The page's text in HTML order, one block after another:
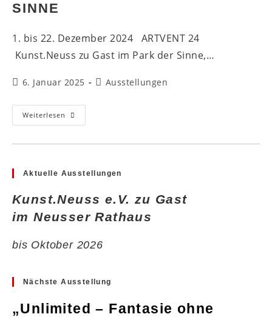
SINNE
1. bis 22. Dezember 2024 ARTVENT 24
Kunst.Neuss zu Gast im Park der Sinne,…
Beitrag
6. Januar 2025
Beitrags-
Ausstellungen
Weiterlesen „ARTVENT
24”
Aktuelle Ausstellungen
Kunst.Neuss e.V. zu Gast
im Neusser Rathaus
bis Oktober 2026
Nächste Ausstellung
„Unlimited – Fantasie ohne